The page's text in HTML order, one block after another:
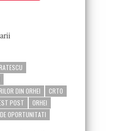
DIN ORHEI
CRTO
POST
ORHEI
OPORTUNITATI